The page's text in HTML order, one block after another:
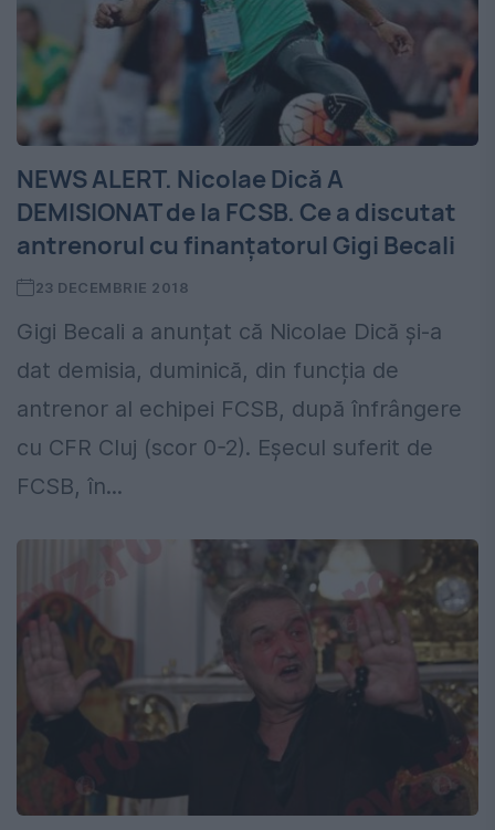
NEWS ALERT. Nicolae Dică A
DEMISIONAT de la FCSB. Ce a discutat
antrenorul cu finanțatorul Gigi Becali
23 DECEMBRIE 2018
Gigi Becali a anunțat că Nicolae Dică și-a
dat demisia, duminică, din funcția de
antrenor al echipei FCSB, după înfrângere
cu CFR Cluj (scor 0-2). Eșecul suferit de
FCSB, în...